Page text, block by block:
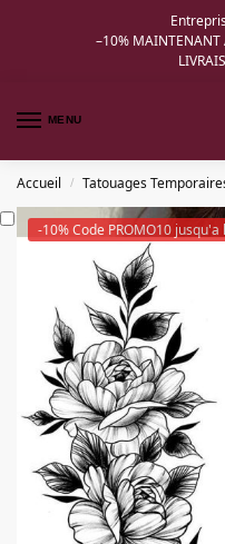
–10% MAINTENANT
MENU
Accueil / Tatouages
-10% Code PROMO10